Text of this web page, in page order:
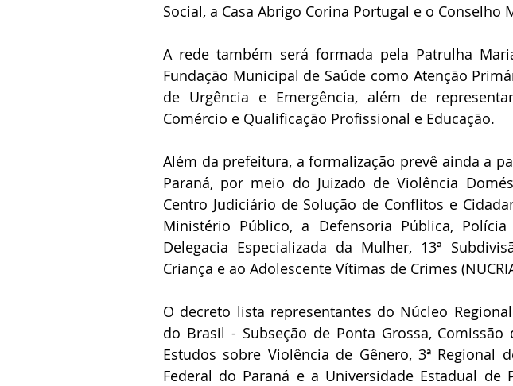
Social, a Casa Abrigo Corina Portugal e o Conselho
A rede também será formada pela Patrulha
Fundação Municipal de Saúde como Atenção
de Urgência e Emergência, além de
Comércio e Qualificação Profissional e Educação.
Além da prefeitura, a formalização prevê ainda a
Paraná, por meio do Juizado de Violência
Centro Judiciário de Solução de Conflitos e
Ministério Público, a Defensoria Pública,
Delegacia Especializada da Mulher, 13ª
Criança e ao Adolescente Vítimas de Crimes
O decreto lista representantes do Núcleo
do Brasil - Subseção de Ponta Grossa,
Estudos sobre Violência de Gênero, 3ª Regional
Federal do Paraná e a Universidade Estadual